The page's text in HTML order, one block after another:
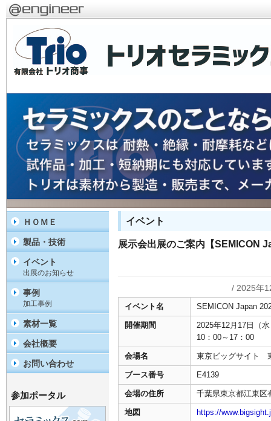
イベント
展示会出展のご案内【SEMICON
/ 2025年
イベント名
SEMICON Japan
開催期間
2025年12月17日（
10：00～17：00
会場名 東京ビッグサイト
ブース番号 E4139
会場の住所 千葉県東京都江東区
地図 https://
ＨＯＭＥ
製品・技術
イベント
出展のお知らせ
事例
加工事例
素材一覧
会社概要
お問い合わせ
参加ポータル